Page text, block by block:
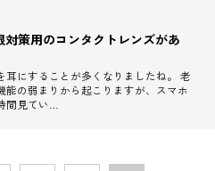
対策用のコンタクトレンズがあ
にすることが多くなりましたね。 老
の弱まりから起こりますが、スマホ
間見てい…